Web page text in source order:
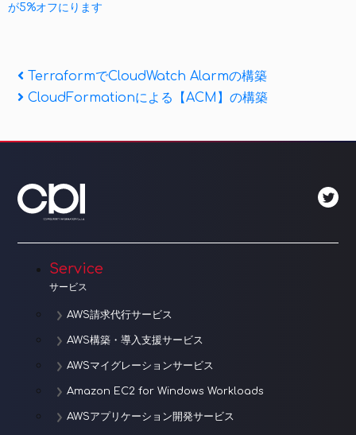
が5%オフにります
投
稿
ナ
ゲ
シ
ン
Previous
Post
TerraformでCloudWatch Alarmの構築
Next
CloudFormationによる【ACM】の構築
Service
サービス
AWS請求代行サービス
AWS構築・導入支援サービス
AWSマイグレーションサービス
Amazon EC2 for Windows Workloads
AWSアプリケーション開発サービス